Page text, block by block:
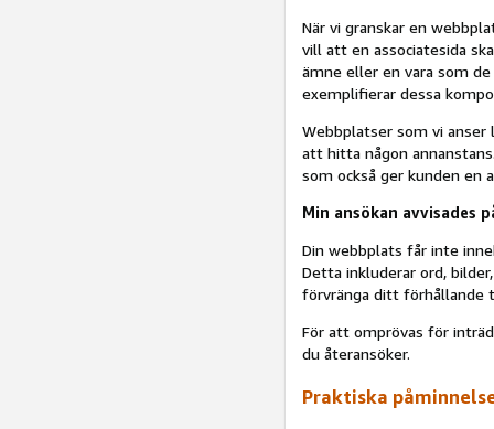
När vi granskar en
vill att en associatesida
ämne eller en vara som
exemplifierar dessa
Webbplatser som vi
att hitta någon
som också ger kunden en
Min ansökan avvisades
Din webbplats får inte
Detta inkluderar ord,
förvränga ditt förhållande
För att omprövas för
du återansöker.
Praktiska